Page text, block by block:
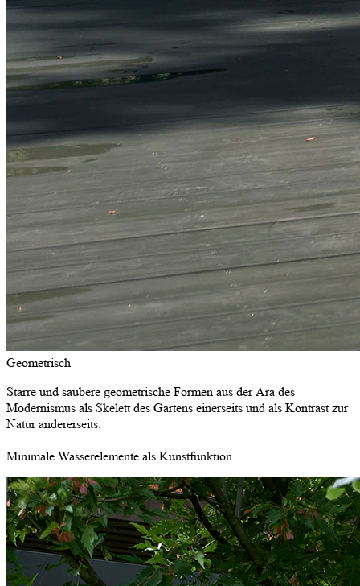
Geometrisch
Starre und saubere geometrische Formen aus der Ära des
Modernismus als Skelett des Gartens einerseits und als Kontrast zur
Natur andererseits.
Minimale Wasserelemente als Kunstfunktion.